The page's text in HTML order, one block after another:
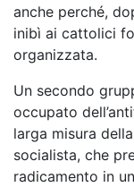
anche perché,
inibì ai cattolici
organizzata.
Un secondo
occupato
larga misura
socialista, che
radicamento in